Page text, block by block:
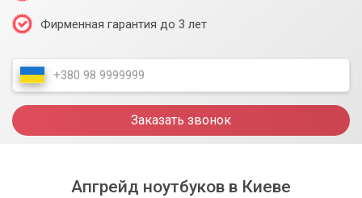
Фирменная гарантия до 3 лет
Заказать звонок
Апгрейд ноутбуков в Киеве